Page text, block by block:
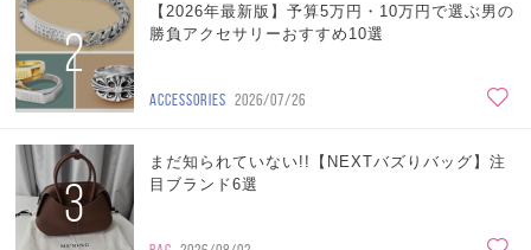
2
【2026年最新版】予算5万円・10万円で選ぶ男の
勝負アクセサリーおすすめ10選
ACCESSORIES 2026/07/26
3
まだ知られていない!!【NEXTバズりバッグ】注
目ブランド6選